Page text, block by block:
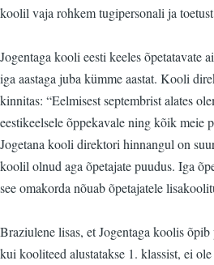
koolil vaja rohkem tugipersonali ja
Jogentaga kooli eesti keeles õpetatavate
iga aastaga juba kümme aastat. Kooli
kinnitas: “Eelmisest septembrist alates
eestikeelsele õppekavale ning kõik meie
Jogetana kooli direktori hinnangul on
koolil olnud aga õpetajate puudus. Iga
see omakorda nõuab õpetajatele
Braziulene lisas, et Jogentaga koolis
kui kooliteed alustatakse 1. klassist, ei